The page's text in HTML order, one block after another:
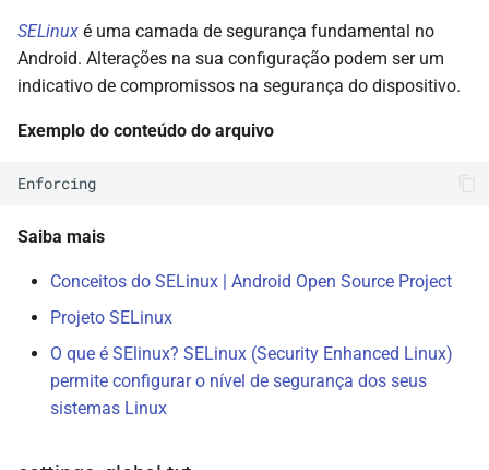
SELinux é uma camada de segurança fundamental no
Android. Alterações na sua configuração podem ser um
indicativo de compromissos na segurança do dispositivo.
Exemplo do conteúdo do arquivo
Saiba mais
Conceitos do SELinux | Android Open Source Project
Projeto SELinux
O que é SElinux? SELinux (Security Enhanced Linux)
permite configurar o nível de segurança dos seus
sistemas Linux